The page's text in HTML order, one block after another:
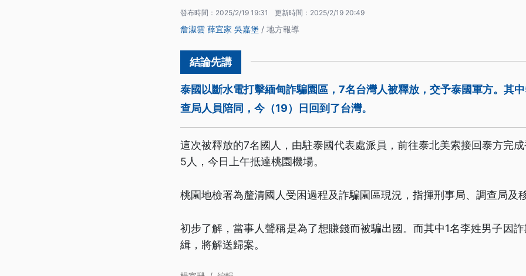
發布時間： 2025/2/19 19:31 更新時間： 2025/2/19 20:49
詹淑雲 薛宜家 吳嘉堡 / 地方報導
泰國以斷水電打擊緬甸詐騙園區，7名台灣人被釋放，交予泰國軍方。其
查局人員陪同，今（19）日回到了台灣。
這次被釋放的7名國人，由駐泰國代表處派員，前往泰北美索接回泰方完
5人，今日上午抵達桃園機場。
桃園地檢署為釐清國人受困過程及詐騙園區現況，指揮刑事局、調查局及
初步了解，當事人聲稱是為了想賺錢而被騙出國。而其中1名李姓男子因
緝，將解送歸案。